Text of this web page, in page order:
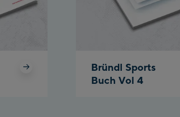
Bründl Sports
Buch Vol 4